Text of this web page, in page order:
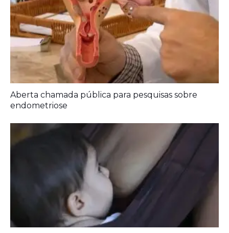
Aberta chamada pública para pesquisas sobre
endometriose